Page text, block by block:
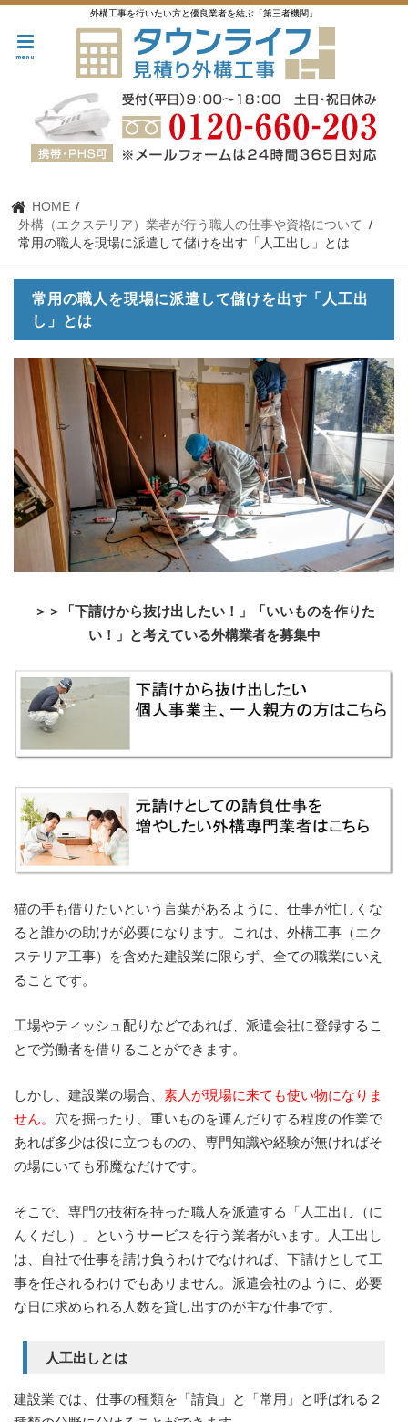
外構工事を行いたい方と優良業者を結ぶ「第三者機関」
menu
HOME
外構（エクステリア）業者が行う職人の仕事や資格について
常用の職人を現場に派遣して儲けを出す「人工出し」とは
常用の職人を現場に派遣して儲けを出す「人工出
し」とは
＞＞「下請けから抜け出したい！」「いいものを作りた
い！」と考えている外構業者を募集中
猫の手も借りたいという言葉があるように、仕事が忙しくな
ると誰かの助けが必要になります。これは、外構工事（エク
ステリア工事）を含めた建設業に限らず、全ての職業にいえ
ることです。
工場やティッシュ配りなどであれば、派遣会社に登録するこ
とで労働者を借りることができます。
しかし、建設業の場合、 素人が現場に来ても使い物になりま
せん。 穴を掘ったり、重いものを運んだりする程度の作業で
あれば多少は役に立つものの、専門知識や経験が無ければそ
の場にいても邪魔なだけです。
そこで、専門の技術を持った職人を派遣する「人工出し（に
んくだし）」というサービスを行う業者がいます。人工出し
は、自社で仕事を請け負うわけでなければ、下請けとして工
事を任されるわけでもありません。派遣会社のように、必要
な日に求められる人数を貸し出すのが主な仕事です。
人工出しとは
建設業では、仕事の種類を「請負」と「常用」と呼ばれる２